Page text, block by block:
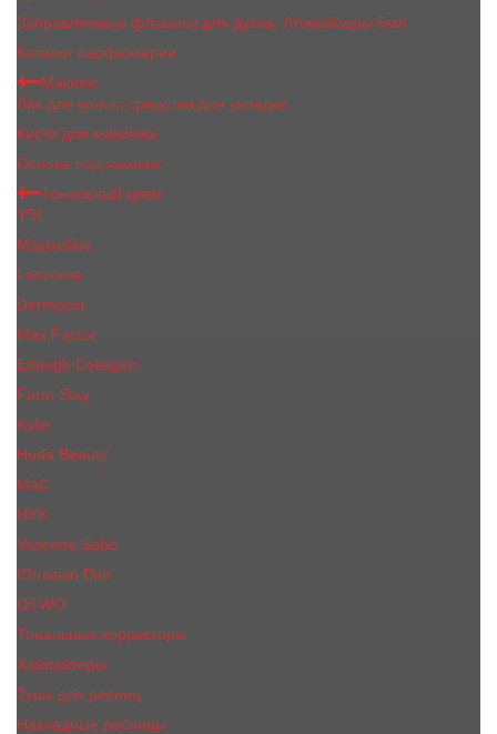
Заправляемые флаконы для духов, Атомайзеры 5мл
Каталог парфюмерии
Макияж
Лак для волос, средства для укладки
Кисти для макияжа
Основа под макияж
Тональный крем
YSL
Maybelline
Lancome
Dermacol
Max Factor
Enough Collagen
Farm Stay
Kylie
Huda Beauty
МаС
NYX
Vivienne Sabo
Сhristiаn Diоr
OTWO
Тональные корректоры
Хайлайтеры
Тушь для ресниц
Накладные ресницы